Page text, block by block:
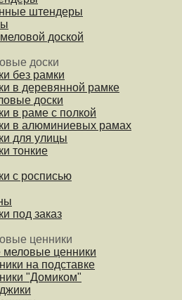
штендеры
доской
доски
без рамки
в деревянной рамке
доски
в раме с полкой
в алюминиевых рамах
для улицы
тонкие
с росписью
под заказ
ценники
меловые ценники
на подставке
"Домиком"